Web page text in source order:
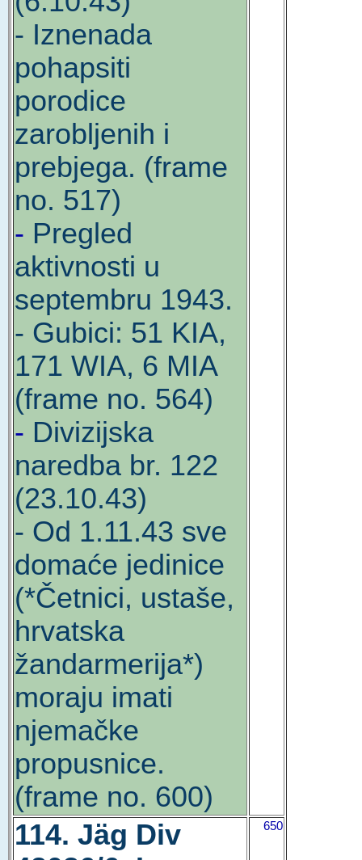
- Iznenada
pohapsiti
porodice
zarobljenih i
prebjega. (frame
no. 517)
- Pregled
aktivnosti u
septembru 1943.
- Gubici: 51 KIA,
171 WIA, 6 MIA
(frame no. 564)
- Divizijska
naredba br. 122
(23.10.43)
- Od 1.11.43 sve
domaće jedinice
(*Četnici, ustaše,
hrvatska
žandarmerija*)
moraju imati
njemačke
propusnice.
(frame no. 600)
114. Jäg Div
650